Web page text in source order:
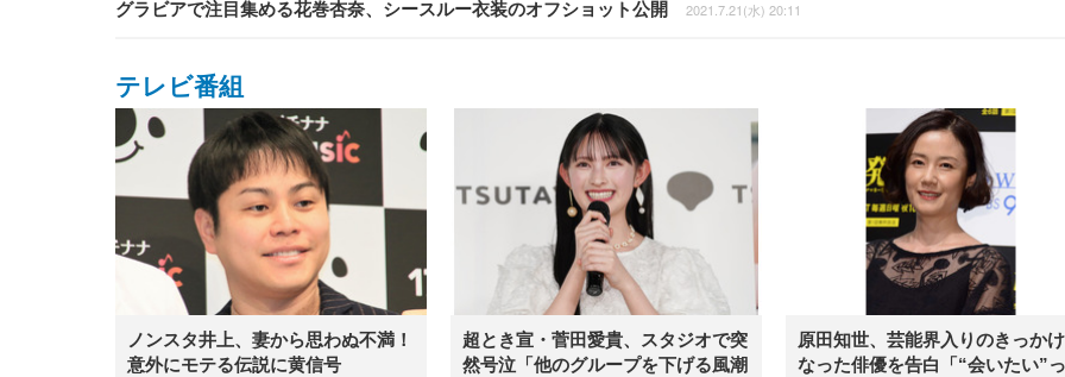
グラビアで注目集める花巻杏奈、シースルー衣装のオフショット公開 2021.7.21(水) 20:11
テレビ番組
ノンスタ井上、妻から思わぬ不満！
意外にモテる伝説に黄信号
超とき宣・菅田愛貴、スタジオで突
然号泣「他のグループを下げる風潮
原田知世、芸能界入りのきっか
なった俳優を告白「“会いたい”